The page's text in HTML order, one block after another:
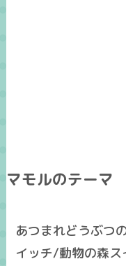
マモルのテーマ
あつまれどうぶつ
イッチ/動物の森